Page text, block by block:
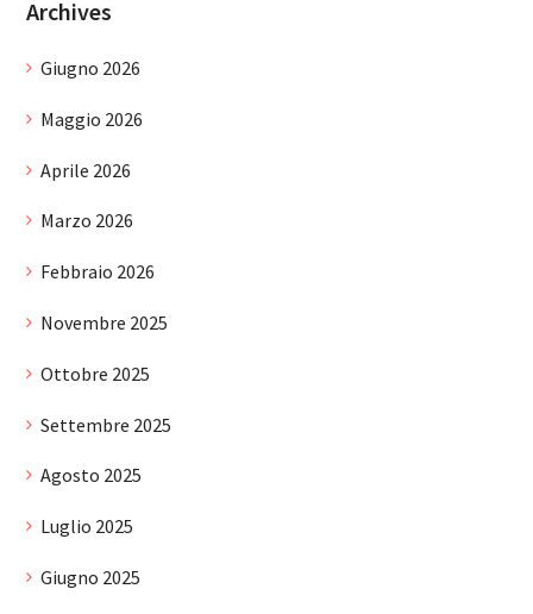
Archives
Giugno 2026
Maggio 2026
Aprile 2026
Marzo 2026
Febbraio 2026
Novembre 2025
Ottobre 2025
Settembre 2025
Agosto 2025
Luglio 2025
Giugno 2025